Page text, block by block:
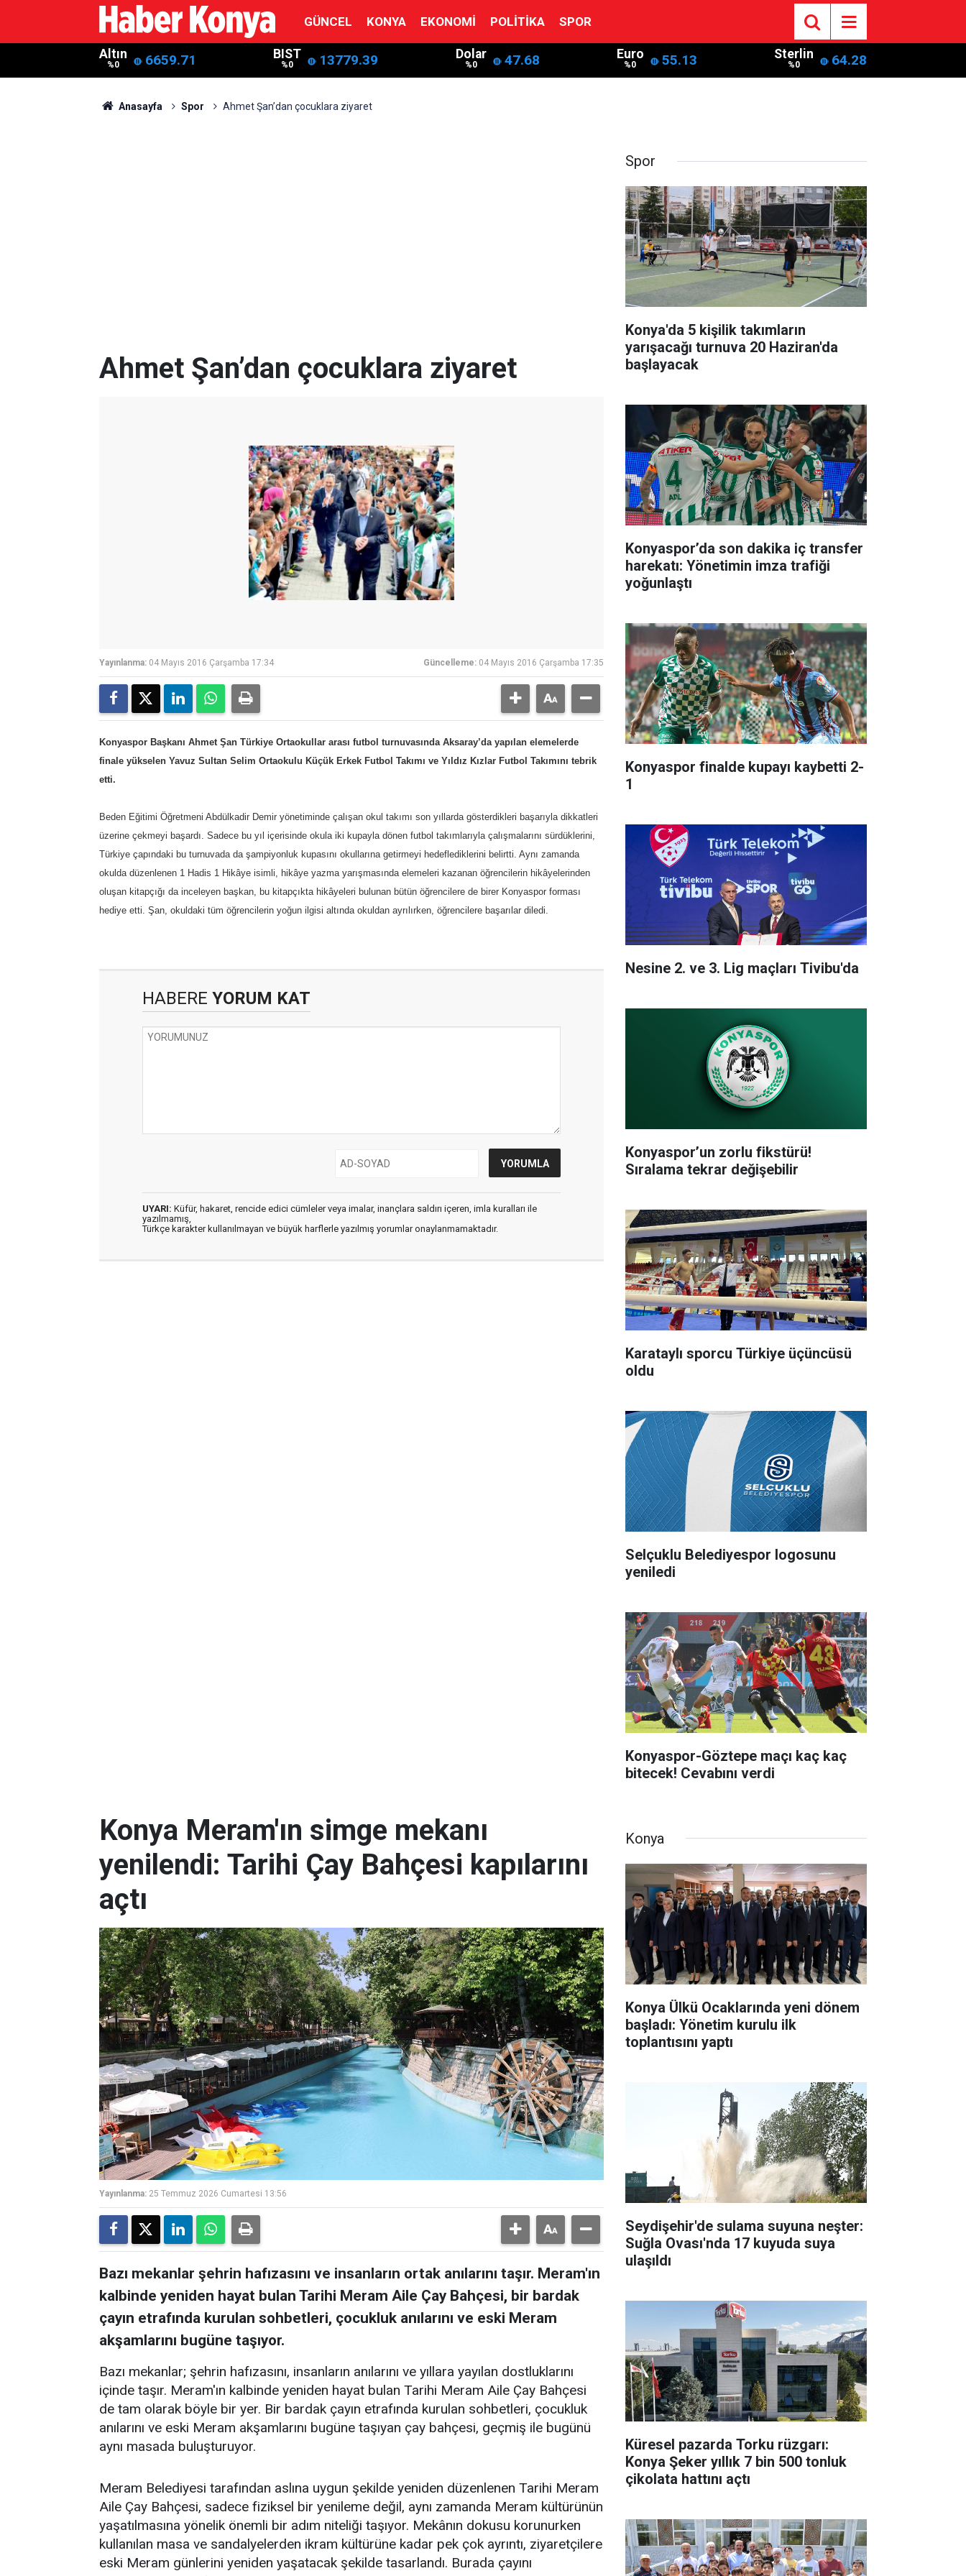
GÜNCEL KONYA EKONOMI POLITIKA SPOR
Altın
%0 6659.71 BIST
%0 13779.39 Dolar
%0 47.68 Euro
%0 55.13 Sterlin
%0 64.28
Anasayfa Spor Ahmet Şan’dan çocuklara ziyaret
Ahmet Şan’dan çocuklara ziyaret
Yayınlanma: 04 Mayıs 2016 Çarşamba 17:34 Güncelleme: 04 Mayıs 2016 Çarşamba 17:35
Konyaspor Başkanı Ahmet Şan Türkiye Ortaokullar arası futbol turnuvasında Aksaray’da yapılan elemelerde
finale yükselen Yavuz Sultan Selim Ortaokulu Küçük Erkek Futbol Takımı ve Yıldız Kızlar Futbol Takımını tebrik
etti.
Beden Eğitimi Öğretmeni Abdülkadir Demir yönetiminde çalışan okul takımı son yıllarda gösterdikleri başarıyla dikkatleri
üzerine çekmeyi başardı. Sadece bu yıl içerisinde okula iki kupayla dönen futbol takımlarıyla çalışmalarını sürdüklerini,
Türkiye çapındaki bu turnuvada da şampiyonluk kupasını okullarına getirmeyi hedeflediklerini belirtti. Aynı zamanda
okulda düzenlenen 1 Hadis 1 Hikâye isimli, hikâye yazma yarışmasında elemeleri kazanan öğrencilerin hikâyelerinden
oluşan kitapçığı da inceleyen başkan, bu kitapçıkta hikâyeleri bulunan bütün öğrencilere de birer Konyaspor forması
hediye etti. Şan, okuldaki tüm öğrencilerin yoğun ilgisi altında okuldan ayrılırken, öğrencilere başarılar diledi.
HABERE YORUM KAT
UYARI: Küfür, hakaret, rencide edici cümleler veya imalar, inançlara saldırı içeren, imla kuralları ile
yazılmamış,
Türkçe karakter kullanılmayan ve büyük harflerle yazılmış yorumlar onaylanmamaktadır.
Spor
Konya'da 5 kişilik takımların
yarışacağı turnuva 20 Haziran'da
başlayacak
Konyaspor’da son dakika iç transfer
harekatı: Yönetimin imza trafiği
yoğunlaştı
Konyaspor finalde kupayı kaybetti 2-
1
Nesine 2. ve 3. Lig maçları Tivibu'da
Konyaspor’un zorlu fikstürü!
Sıralama tekrar değişebilir
Karataylı sporcu Türkiye üçüncüsü
oldu
Selçuklu Belediyespor logosunu
yeniledi
Konyaspor-Göztepe maçı kaç kaç
bitecek! Cevabını verdi
Konya Meram'ın simge mekanı
yenilendi: Tarihi Çay Bahçesi kapılarını
açtı
Yayınlanma: 25 Temmuz 2026 Cumartesi 13:56
Bazı mekanlar şehrin hafızasını ve insanların ortak anılarını taşır. Meram'ın
kalbinde yeniden hayat bulan Tarihi Meram Aile Çay Bahçesi, bir bardak
çayın etrafında kurulan sohbetleri, çocukluk anılarını ve eski Meram
akşamlarını bugüne taşıyor.
Bazı mekanlar; şehrin hafızasını, insanların anılarını ve yıllara yayılan dostluklarını
içinde taşır. Meram'ın kalbinde yeniden hayat bulan Tarihi Meram Aile Çay Bahçesi
de tam olarak böyle bir yer. Bir bardak çayın etrafında kurulan sohbetleri, çocukluk
anılarını ve eski Meram akşamlarını bugüne taşıyan çay bahçesi, geçmiş ile bugünü
aynı masada buluşturuyor.
Meram Belediyesi tarafından aslına uygun şekilde yeniden düzenlenen Tarihi Meram
Aile Çay Bahçesi, sadece fiziksel bir yenileme değil, aynı zamanda Meram kültürünün
yaşatılmasına yönelik önemli bir adım niteliği taşıyor. Mekânın dokusu korunurken
kullanılan masa ve sandalyelerden ikram kültürüne kadar pek çok ayrıntı, ziyaretçilere
eski Meram günlerini yeniden yaşatacak şekilde tasarlandı. Burada çayını
Konya
Konya Ülkü Ocaklarında yeni dönem
başladı: Yönetim kurulu ilk
toplantısını yaptı
Seydişehir'de sulama suyuna neşter:
Suğla Ovası'nda 17 kuyuda suya
ulaşıldı
Küresel pazarda Torku rüzgarı:
Konya Şeker yıllık 7 bin 500 tonluk
çikolata hattını açtı